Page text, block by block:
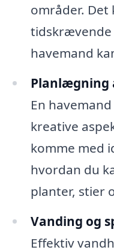
områder.
tidskrævende
havemand
Planlægning
En
kreative
komme med
hvordan du
planter, stier
Vanding og
Effektiv